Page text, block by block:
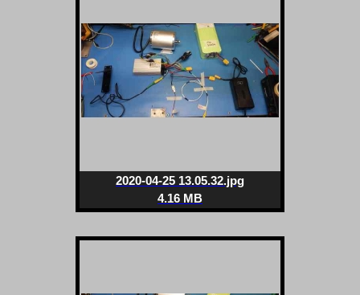
2020-04-25 13.05.32.jpg
4.16 MB